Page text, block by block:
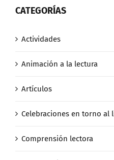
CATEGORÍAS
Actividades
Animación a la lectura
Artículos
Celebraciones en torno al
Comprensión lectora